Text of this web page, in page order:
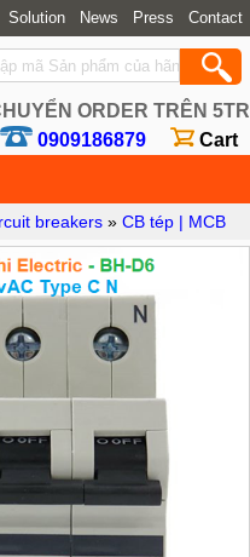
Solution News Press Contact
ORDER TRÊN 5TR
0909186879 Cart
breakers »CB tép | MCB